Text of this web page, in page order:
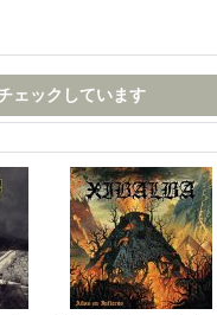
ェックしています